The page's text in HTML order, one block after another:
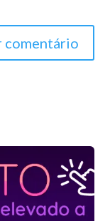
comentário